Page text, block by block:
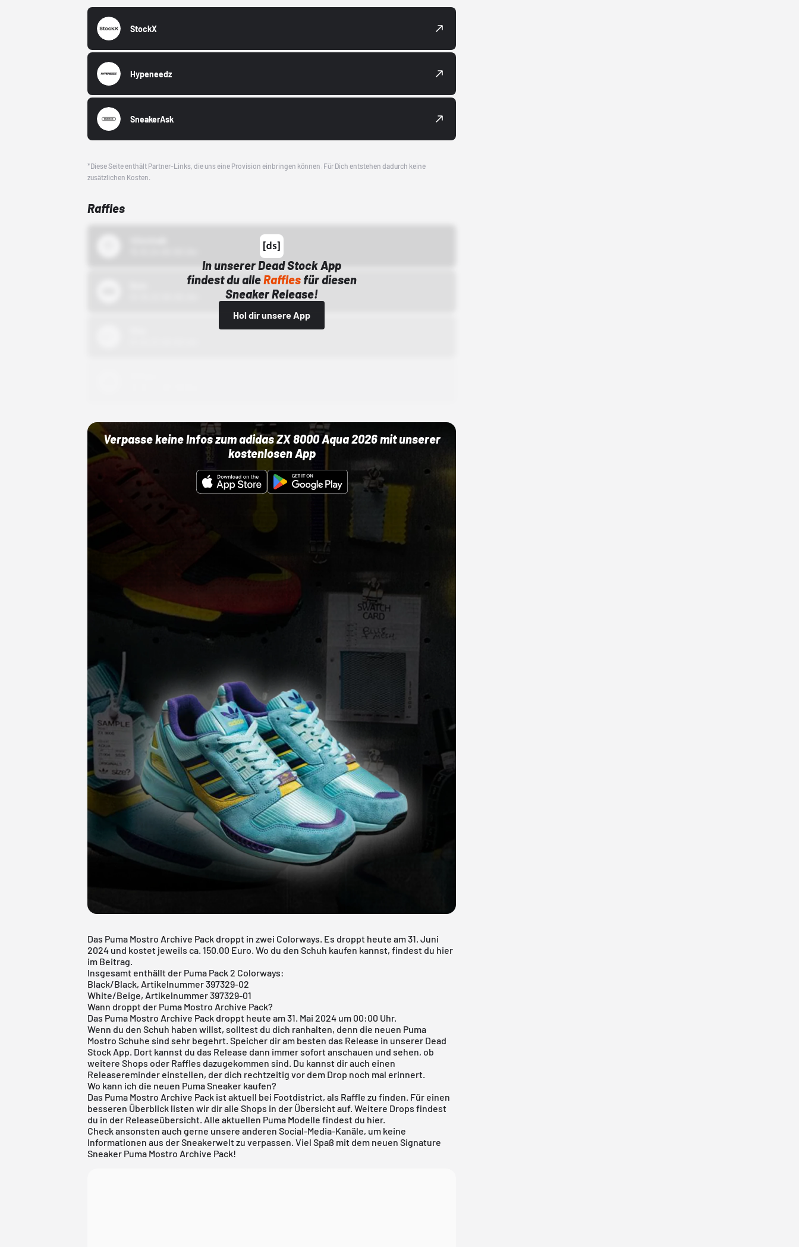
StockX
Hypeneedz
SneakerAsk
*Diese Seite enthält Partner-Links, die uns eine Provision einbringen können. Für Dich entstehen dadurch keine
zusätzlichen Kosten.
Raffles
In unserer Dead Stock App
findest du alleRaffles für diesen
Sneaker Release!
Hol dir unsere App
Verpasse keine Infos zum adidas ZX 8000 Aqua 2026 mit unserer
kostenlosen App
Das Puma Mostro Archive Pack droppt in zwei Colorways. Es droppt heute am 31. Juni
2024 und kostet jeweils ca. 150.00 Euro. Wo du den Schuh kaufen kannst, findest du hier
im Beitrag.
Insgesamt enthällt der Puma Pack 2 Colorways:
Black/Black, Artikelnummer 397329-02
White/Beige, Artikelnummer 397329-01
Wann droppt der Puma Mostro Archive Pack?
Das Puma Mostro Archive Pack droppt heute am 31. Mai 2024 um 00:00 Uhr.
Wenn du den Schuh haben willst, solltest du dich ranhalten, denn die neuen Puma
Mostro Schuhe sind sehr begehrt. Speicher dir am besten das Release in unserer Dead
Stock App . Dort kannst du das Release dann immer sofort anschauen und sehen, ob
weitere Shops oder Raffles dazugekommen sind. Du kannst dir auch einen
Releasereminder einstellen, der dich rechtzeitig vor dem Drop noch mal erinnert.
Wo kann ich die neuen Puma Sneaker kaufen?
Das Puma Mostro Archive Pack ist aktuell bei Footdistrict, als Raffle zu finden. Für einen
besseren Überblick listen wir dir alle Shops in der Übersicht auf. Weitere Drops findest
du in der Releaseübersicht . Alle aktuellen Puma Modelle findest du hier.
Check ansonsten auch gerne unsere anderen Social-Media-Kanäle, um keine
Informationen aus der Sneakerwelt zu verpassen. Viel Spaß mit dem neuen Signature
Sneaker Puma Mostro Archive Pack!